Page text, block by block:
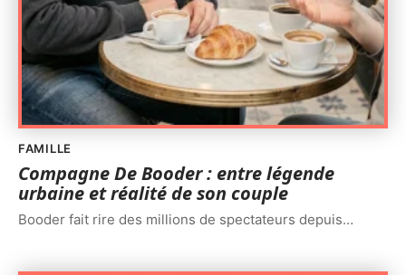
FAMILLE
Compagne De Booder : entre légende
urbaine et réalité de son couple
Booder fait rire des millions de spectateurs depuis…